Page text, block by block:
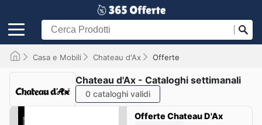
Casa e Mobili Chateau d'Ax Offerte
Chateau d'Ax - Cataloghi settimanali
0 cataloghi validi
Offerte Chateau D'Ax